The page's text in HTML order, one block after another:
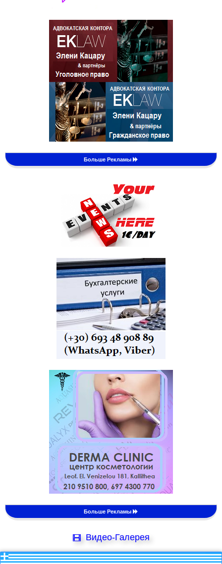
Больше Рекламы
Больше Рекламы
Видео-Галерея